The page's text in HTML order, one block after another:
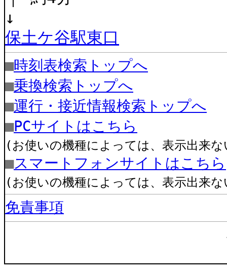
↓
保土ケ谷駅東口
■時刻表検索トップへ
■乗換検索トップへ
■運行・接近情報検索トップへ
■PCサイトはこちら
(お使いの機種によっては、表示出来
■スマートフォンサイトはこちら
(お使いの機種によっては、表示出来
免責事項